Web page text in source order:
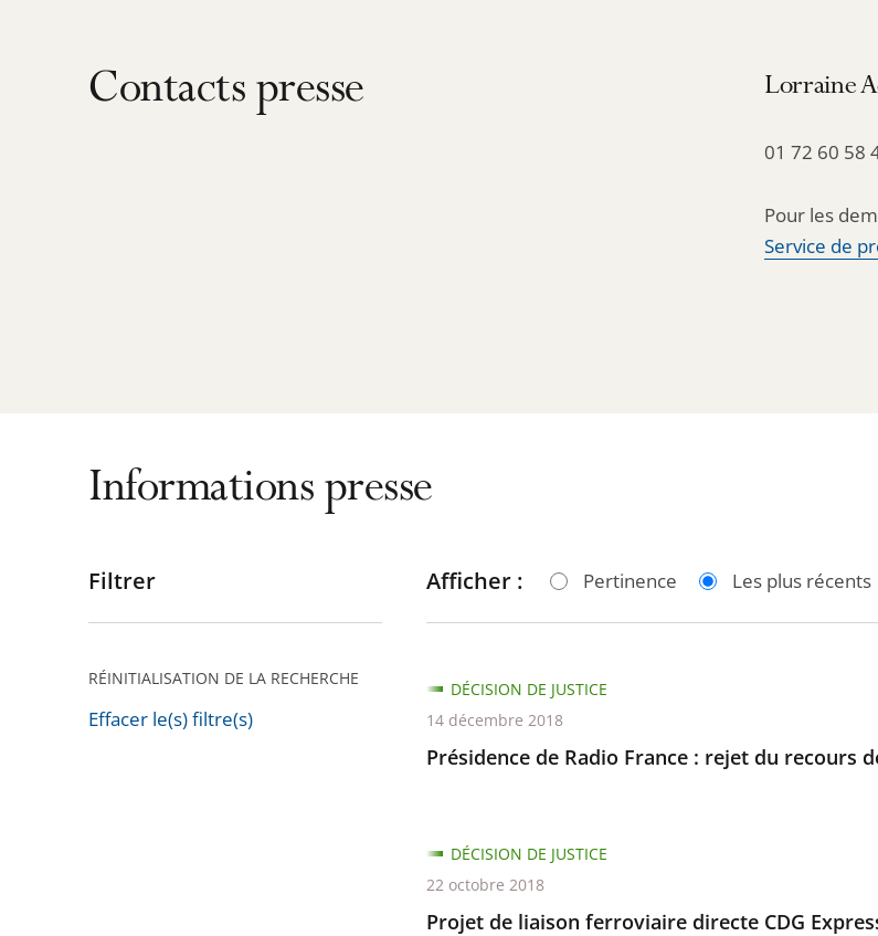
Contacts presse Lorraine
01 72 60 58
Pour les
Service de
Informations presse
Passer
pour
après
Filtrer
RÉINITIALISATION DE LA RECHERCHE
Effacer le(s) filtre(s)
Afficher : Pertinence Les plus récents
Présidence de Radio France : rejet du recours
DÉCISION DE JUSTICE
14 décembre 2018
Projet de liaison ferroviaire directe CDG
DÉCISION DE JUSTICE
22 octobre 2018